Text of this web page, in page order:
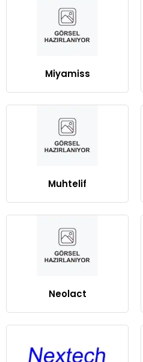
Miyamiss
Muhtelif
Neolact